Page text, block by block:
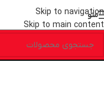
Skip to navigation
Skip to main content
منو